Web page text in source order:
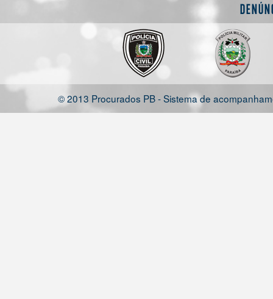
© 2013 Procurados PB - Sistema de